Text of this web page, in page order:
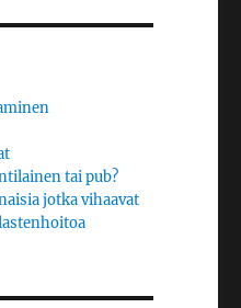
tai pub?
jotka vihaavat